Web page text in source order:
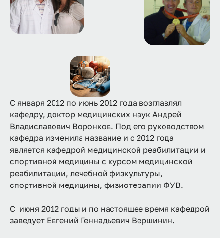
С января 2012 по июнь 2012 года возглавлял
кафедру, доктор медицинских наук Андрей
Владиславович Воронков. Под его руководством
кафедра изменила название и с 2012 года
является кафедрой медицинской реабилитации и
спортивной медицины с курсом медицинской
реабилитации, лечебной физкультуры,
спортивной медицины, физиотерапии ФУВ.
С июня 2012 годы и по настоящее время кафедрой
заведует Евгений Геннадьевич Вершинин.